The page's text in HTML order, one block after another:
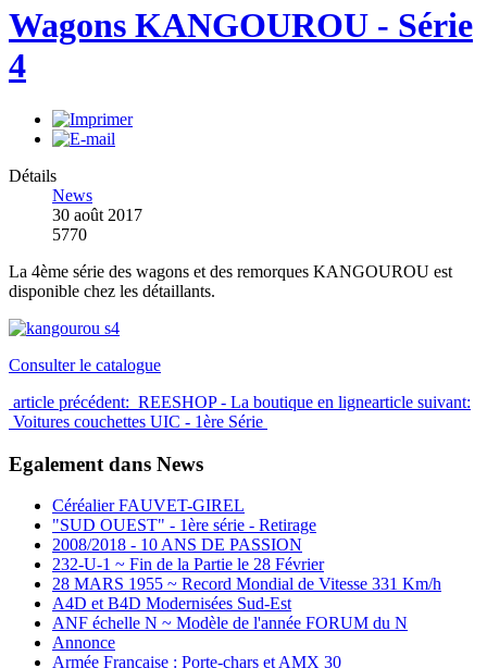
Wagons KANGOUROU - Série
4
Détails
News
30 août 2017
5770
La 4ème série des wagons et des remorques KANGOUROU est
disponible chez les détaillants.
Consulter le catalogue
article précédent: REESHOP - La boutique en lignearticle suivant:
Voitures couchettes UIC - 1ère Série
Egalement dans News
Céréalier FAUVET-GIREL
"SUD OUEST" - 1ère série - Retirage
2008/2018 - 10 ANS DE PASSION
232-U-1 ~ Fin de la Partie le 28 Février
28 MARS 1955 ~ Record Mondial de Vitesse 331 Km/h
A4D et B4D Modernisées Sud-Est
ANF échelle N ~ Modèle de l'année FORUM du N
Annonce
Armée Française : Porte-chars et AMX 30